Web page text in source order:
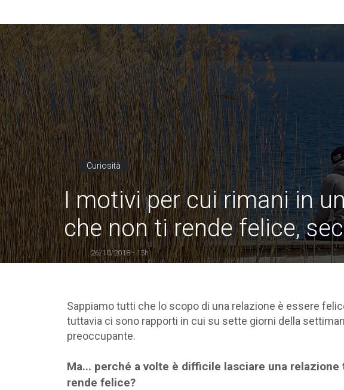
Curiosità
I motivi per cui rimani in
che non ti rende felice,
26/10/2018 - 15h
Sappiamo tutti che lo scopo di una relazione è essere
tuttavia ci sono rapporti in cui su sette giorni della
preoccupante.
Ma... perché a volte è difficile lasciare una
rende felice?